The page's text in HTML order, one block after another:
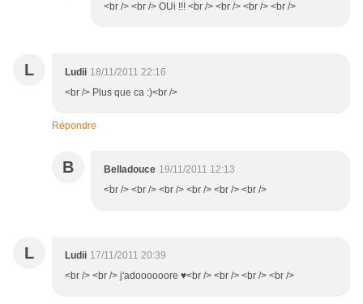
<br /> <br /> OUi !!! <br /> <br /> <br /> <br />
L Ludii 18/11/2011 22:16
<br /> Plus que ca :)<br />
Répondre
B Belladouce 19/11/2011 12:13
<br /> <br /> <br /> <br /> <br /> <br />
L Ludii 17/11/2011 20:39
<br /> <br /> j'adoooooore ♥<br /> <br /> <br /> <br />